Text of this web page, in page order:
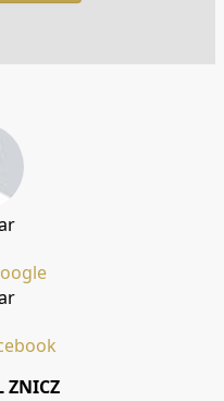
ZNICZ